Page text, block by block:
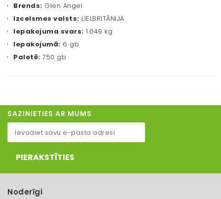
Brends: Glen Angel
Izcelsmes valsts: LIELBRITĀNIJA
Iepakojuma svars: 1.049 kg
Iepakojumā: 6 gb
Paletē: 750 gb
SAZINIETIES AR MUMS
PIERAKSTĪTIES
Noderīgi